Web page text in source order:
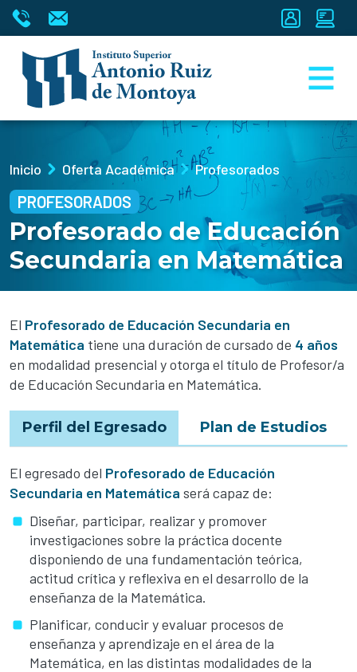
Inicio Oferta Académica Profesorados
PROFESORADOS
Profesorado de Educación
Secundaria en Matemática
El Profesorado de Educación Secundaria en
Matemática tiene una duración de cursado de 4 años
en modalidad presencial y otorga el título de Profesor/a
de Educación Secundaria en Matemática.
Perfil del Egresado Plan de Estudios
El egresado del Profesorado de Educación
Secundaria en Matemática será capaz de:
Diseñar, participar, realizar y promover
investigaciones sobre la práctica docente
disponiendo de una fundamentación teórica,
actitud crítica y reflexiva en el desarrollo de la
enseñanza de la Matemática.
Planificar, conducir y evaluar procesos de
enseñanza y aprendizaje en el área de la
Matemática, en las distintas modalidades de la